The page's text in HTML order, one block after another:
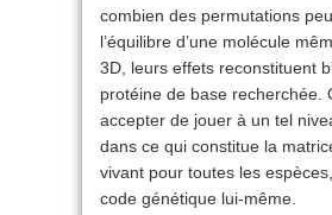
combien des permutations
l’équilibre d’une molécule
3D, leurs effets reconstituent
protéine de base recherchée.
accepter de jouer à un tel
dans ce qui constitue la
vivant pour toutes les
code génétique lui-même.